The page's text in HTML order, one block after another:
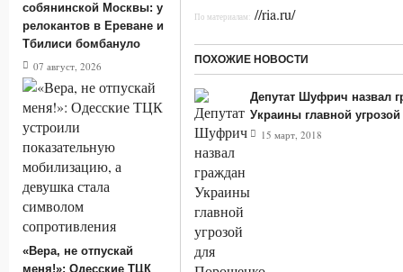
По материалам: //ria.ru/
ПОХОЖИЕ НОВОСТИ
Депутат Шуфрич назвал
Украины главной
15 март, 2018
собянинской Москвы: у
релокантов в Ереване и
Тбилиси бомбануло
07 август, 2026
«Вера, не отпускай
меня!»: Одесские ТЦК